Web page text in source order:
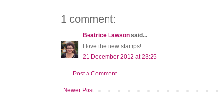
1 comment:
Beatrice Lawson said...
I love the new stamps!
21 December 2012 at 23:25
Post a Comment
Newer Post